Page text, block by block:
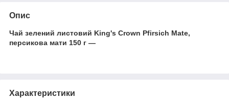
Опис
Чай зелений листовий King's Crown Pfirsich Mate,
персикова мати 150 г —
Характеристики